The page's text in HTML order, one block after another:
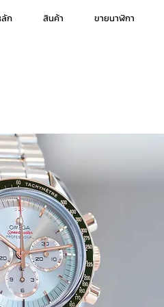
ก สินค้า ขายนาฬิกา